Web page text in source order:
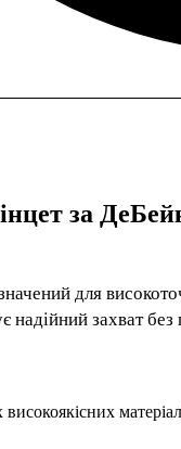
за
для
надійний захват